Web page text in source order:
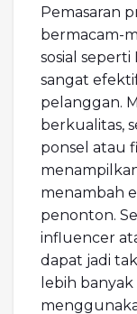
Pemasaran
bermacam-
sosial
sangat
pelanggan.
berkualitas,
ponsel atau
menambah
penonton.
influencer
dapat jadi
lebih